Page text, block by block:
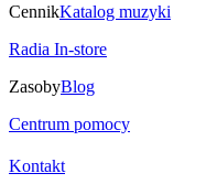
CennikKatalog muzyki
Radia In-store
ZasobyBlog
Centrum pomocy
Kontakt